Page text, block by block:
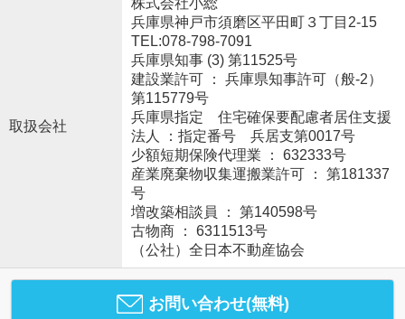
取扱会社
兵庫県神戸市須磨区平田町３丁目2-15
TEL:078-798-7091
兵庫県知事 (3) 第11525号
建設業許可 ： 兵庫県知事許可（般-2）
第115779号
兵庫県指定 住宅確保要配慮者居住支援
法人 ：指定番号 兵居支第0017号
少額短期保険代理業 ： 632333号
産業廃棄物収集運搬業許可 ： 第181337
号
増改築相談員 ： 第140598号
古物商 ： 6311513号
（公社）全日本不動産協会
お問い合わせ(無料)